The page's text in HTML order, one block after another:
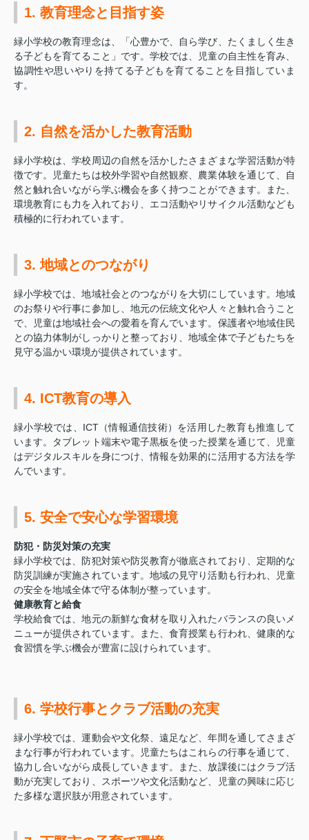
1. 教育理念と目指す姿
緑小学校の教育理念は、「心豊かで、自ら学び、たくましく生き
る子どもを育てること」です。学校では、児童の自主性を育み、
協調性や思いやりを持てる子どもを育てることを目指していま
す。
2. 自然を活かした教育活動
緑小学校は、学校周辺の自然を活かしたさまざまな学習活動が特
徴です。児童たちは校外学習や自然観察、農業体験を通じて、自
然と触れ合いながら学ぶ機会を多く持つことができます。また、
環境教育にも力を入れており、エコ活動やリサイクル活動なども
積極的に行われています。
3. 地域とのつながり
緑小学校では、地域社会とのつながりを大切にしています。地域
のお祭りや行事に参加し、地元の伝統文化や人々と触れ合うこと
で、児童は地域社会への愛着を育んでいます。保護者や地域住民
との協力体制がしっかりと整っており、地域全体で子どもたちを
見守る温かい環境が提供されています。
4. ICT教育の導入
緑小学校では、ICT（情報通信技術）を活用した教育も推進して
います。タブレット端末や電子黒板を使った授業を通じて、児童
はデジタルスキルを身につけ、情報を効果的に活用する方法を学
んでいます。
5. 安全で安心な学習環境
防犯・防災対策の充実
緑小学校では、防犯対策や防災教育が徹底されており、定期的な
防災訓練が実施されています。地域の見守り活動も行われ、児童
の安全を地域全体で守る体制が整っています。
健康教育と給食
学校給食では、地元の新鮮な食材を取り入れたバランスの良いメ
ニューが提供されています。また、食育授業も行われ、健康的な
食習慣を学ぶ機会が豊富に設けられています。
6. 学校行事とクラブ活動の充実
緑小学校では、運動会や文化祭、遠足など、年間を通してさまざ
まな行事が行われています。児童たちはこれらの行事を通じて、
協力し合いながら成長していきます。また、放課後にはクラブ活
動が充実しており、スポーツや文化活動など、児童の興味に応じ
た多様な選択肢が用意されています。